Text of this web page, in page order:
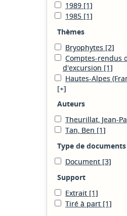
1989 [1]
1985 [1]
Thèmes
Bryophytes [2]
Comptes-rendus
d'excursion [1]
Hautes-Alpes
[+]
Auteurs
Theurillat, Jean-
Tan, Ben [1]
Type de documents
Document [3]
Support
Extrait [1]
Tiré à part [1]